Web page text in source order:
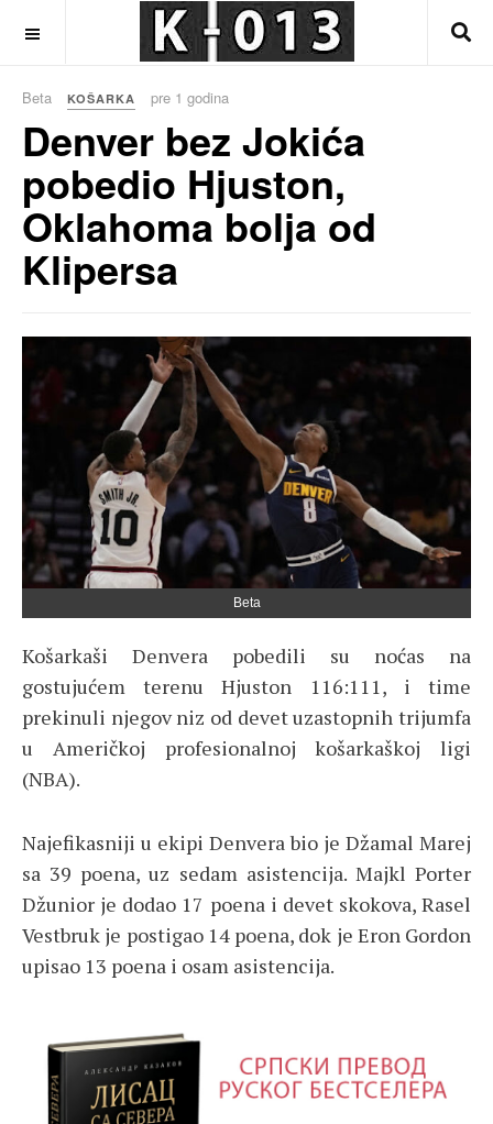
Beta KOŠARKA pre 1 godina
Denver bez Jokića
pobedio Hjuston,
Oklahoma bolja od
Klipersa
Beta
Košarkaši Denvera pobedili su noćas na
gostujućem terenu Hjuston 116:111, i time
prekinuli njegov niz od devet uzastopnih trijumfa
u Američkoj profesionalnoj košarkaškoj ligi
(NBA).
Najefikasniji u ekipi Denvera bio je Džamal Marej
sa 39 poena, uz sedam asistencija. Majkl Porter
Džunior je dodao 17 poena i devet skokova, Rasel
Vestbruk je postigao 14 poena, dok je Eron Gordon
upisao 13 poena i osam asistencija.